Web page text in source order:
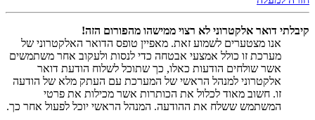
קיבלתי דואר אלקטרוני לא רצוי ממישהו מהפורום הזה!
אנו מצטערים לשמוע זאת. מאפיין טופס הדואר האלקטרוני של
מערכת זו כולל אמצעי אבטחה כדי לנסות ולעקוב אחר משתמשים
אשר שולחים הודעות כאלו, כך שתוכל לשלוח הודעת דואר
אלקטרוני למנהל הראשי של המערכת עם העתק מלא של הודעה
זו. חשוב מאוד לכלול את הכותרות אשר מכילות את פרטי
המשתמש ששלח את ההודעה. המנהל הראשי יוכל לפעול אחר כך.